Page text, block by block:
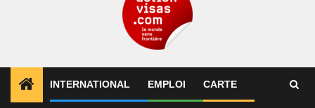
INTERNATIONAL EMPLOI CARTE